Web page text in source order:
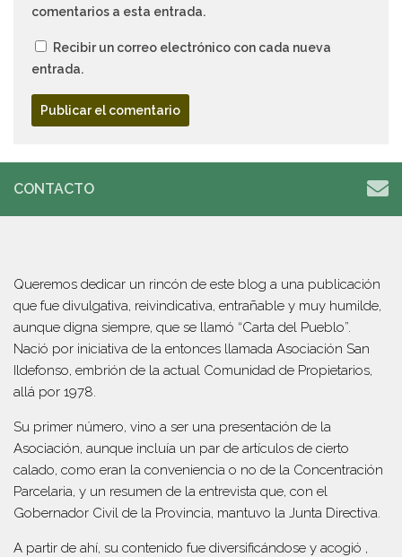
comentarios a esta entrada.
Recibir un correo electrónico con cada nueva
entrada.
CONTACTO
Queremos dedicar un rincón de este blog a una publicación
que fue divulgativa, reivindicativa, entrañable y muy humilde,
aunque digna siempre, que se llamó “Carta del Pueblo”.
Nació por iniciativa de la entonces llamada Asociación San
Ildefonso, embrión de la actual Comunidad de Propietarios,
allá por 1978.
Su primer número, vino a ser una presentación de la
Asociación, aunque incluía un par de artículos de cierto
calado, como eran la conveniencia o no de la Concentración
Parcelaria, y un resumen de la entrevista que, con el
Gobernador Civil de la Provincia, mantuvo la Junta Directiva.
A partir de ahí, su contenido fue diversificándose y acogió ,